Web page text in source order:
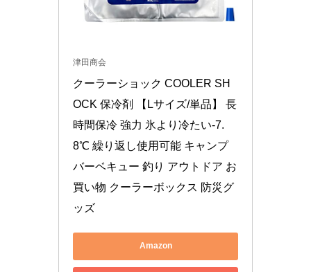
津田商会
クーラーショック COOLER SH
OCK 保冷剤 【Lサイズ/単品】 長
時間保冷 強力 氷より冷たい-7.
8℃ 繰り返し使用可能 キャンプ
バーベキュー 釣り アウトドア お
買い物 クーラーボックス 防災グ
ッズ
Amazon